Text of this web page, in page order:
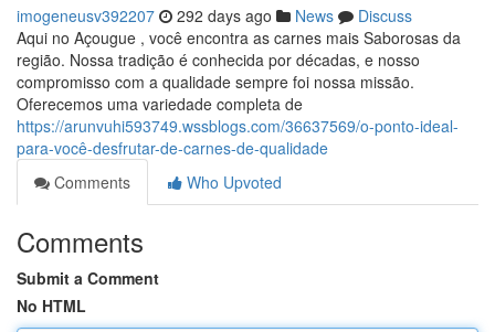
imogeneusv392207 292 days ago News
Discuss
Aqui no Açougue , você encontra as carnes mais Saborosas da
região. Nossa tradição é conhecida por décadas, e nosso
compromisso com a qualidade sempre foi nossa missão.
Oferecemos uma variedade completa de
https://arunvuhi593749.wssblogs.com/36637569/o-ponto-ideal-
para-você-desfrutar-de-carnes-de-qualidade
Comments
Who Upvoted
Comments
Submit a Comment
No HTML